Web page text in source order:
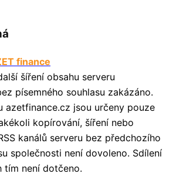
finance
šíření obsahu serveru
písemného souhlasu zakázáno.
azetfinance.cz jsou určeny pouze
kopírování, šíření nebo
kanálů serveru bez předchozího
společnosti není dovoleno. Sdílení
tím není dotčeno.